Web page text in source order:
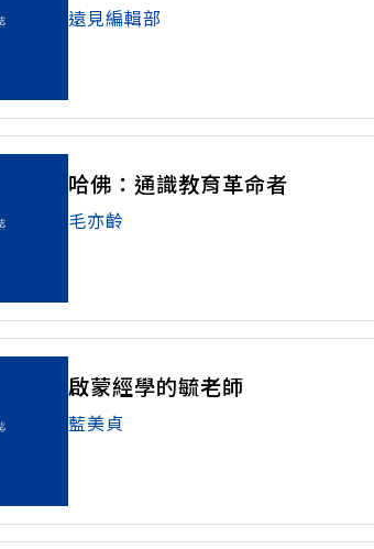
遠見編輯部
哈佛：通識教育革命者
毛亦齡
啟蒙經學的毓老師
藍美貞